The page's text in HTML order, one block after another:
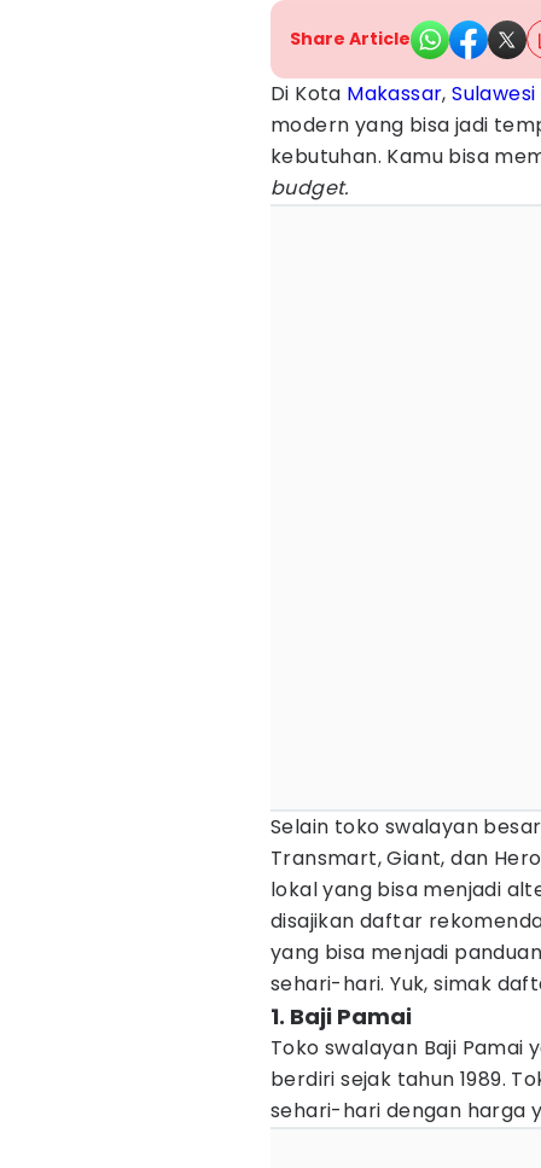
Share Article
Di Kota Makassar,
modern yang bisa jadi
kebutuhan. Kamu bisa
budget.
Selain toko swalayan
Transmart, Giant, dan
lokal yang bisa menjadi
disajikan daftar
yang bisa menjadi
sehari-hari. Yuk, simak
1. Baji Pamai
Toko swalayan Baji Pamai
berdiri sejak tahun 1989.
sehari-hari dengan harga